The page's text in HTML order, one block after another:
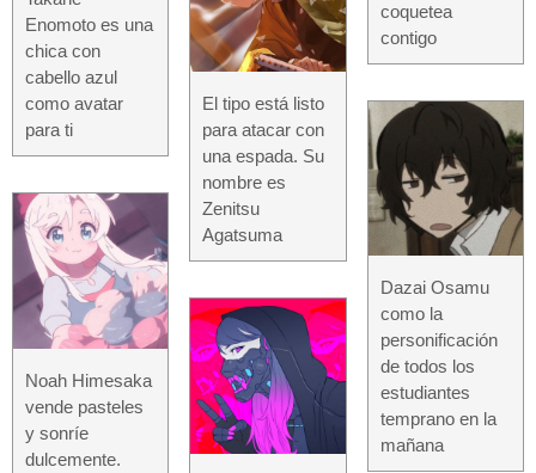
Enomoto es una
chica con
cabello azul
como avatar
para ti
Noah Himesaka
vende pasteles
y sonríe
dulcemente.
El tipo está listo
para atacar con
una espada. Su
nombre es
Zenitsu
Agatsuma
coquetea
contigo
Dazai Osamu
como la
personificación
de todos los
estudiantes
temprano en la
mañana